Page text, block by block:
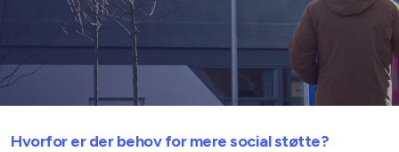
Hvorfor er der behov for mere social støtte?